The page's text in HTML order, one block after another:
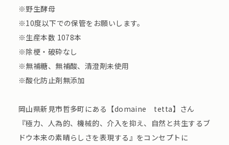
※野生酵母
※10度以下での保管をお願いします。
※生産本数 1078本
※除梗・破砕なし
※無補糖、無補酸、清澄剤未使用
※酸化防止剤無添加
岡山県新見市哲多町にある【domaine tetta】さん
『極力、人為的、機械的、介入を抑え、自然と共生するブ
ドウ本来の素晴らしさを表現する』をコンセプトに